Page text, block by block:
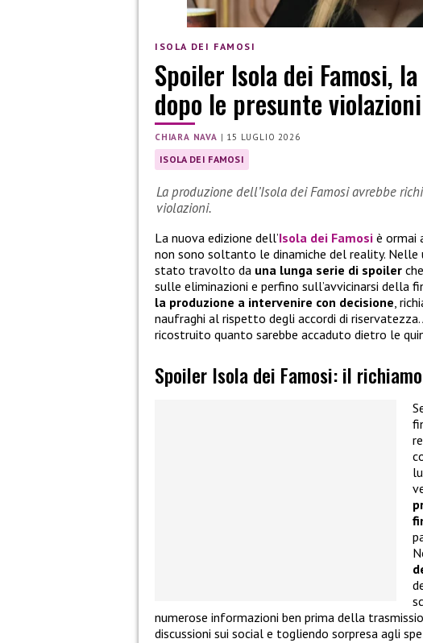
ISOLA DEI FAMOSI
Spoiler Isola dei Famosi,
dopo le presunte
CHIARA NAVA | 15 LUGLIO 2026
ISOLA DEI FAMOSI
La produzione dell’Isola dei Famosi avrebbe
violazioni.
La nuova edizione dell’Isola dei Famosi è ormai
non sono soltanto le dinamiche del reality.
stato travolto da una lunga serie di spoiler
sulle eliminazioni e perfino sull’avvicinarsi della
la produzione a intervenire con decisione,
naufraghi al rispetto degli accordi di
ricostruito quanto sarebbe accaduto dietro le
Spoiler Isola dei Famosi: il
numerose informazioni ben prima della
discussioni sui social e togliendo sorpresa agli